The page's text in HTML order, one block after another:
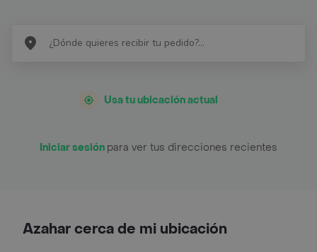
Usa tu ubicación actual
Iniciar sesión para ver tus direcciones recientes
Azahar cerca de mi ubicación